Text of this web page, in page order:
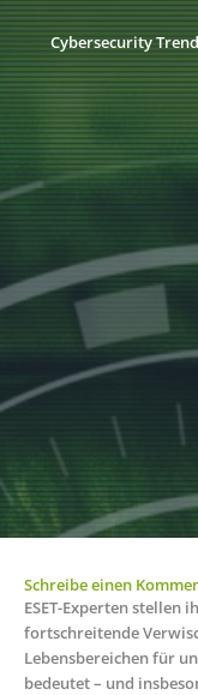
Cybersecurity
Schreibe einen
ESET-Experten stellen
fortschreitende
Lebensbereichen für
bedeutet – und